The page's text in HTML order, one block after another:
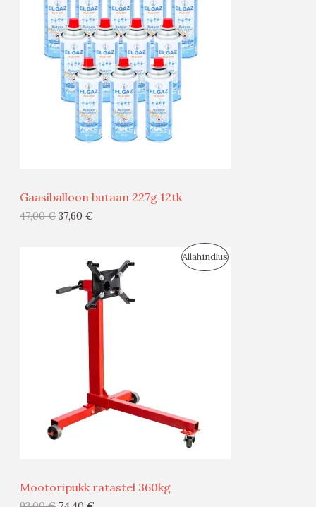
S
Gaasiballoon butaan 227g 12tk
47,00€ 37,60 €
AllahindlusS
Mootoripukk ratastel 360kg